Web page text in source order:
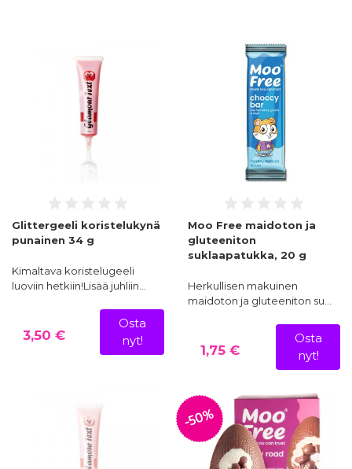
Glittergeeli koristelukynä
punainen 34 g
Kimaltava koristelugeeli
luoviin hetkiin!Lisää juhliin…
3,50 €
Osta
nyt!
Moo Free maidoton ja
gluteeniton
suklaapatukka, 20 g
Herkullisen makuinen
maidoton ja gluteeniton su…
1,75 €
Osta
nyt!
-50%